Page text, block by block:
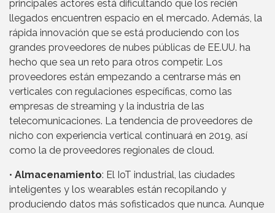
principales actores está dificultando que los recién
llegados encuentren espacio en el mercado. Además, la
rápida innovación que se está produciendo con los
grandes proveedores de nubes públicas de EE.UU. ha
hecho que sea un reto para otros competir. Los
proveedores están empezando a centrarse más en
verticales con regulaciones específicas, como las
empresas de streaming y la industria de las
telecomunicaciones. La tendencia de proveedores de
nicho con experiencia vertical continuará en 2019, así
como la de proveedores regionales de cloud.
• Almacenamiento: El IoT industrial, las ciudades
inteligentes y los wearables están recopilando y
produciendo datos más sofisticados que nunca. Aunque